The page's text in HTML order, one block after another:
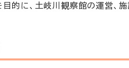
目的に、土岐川観察館の運営、